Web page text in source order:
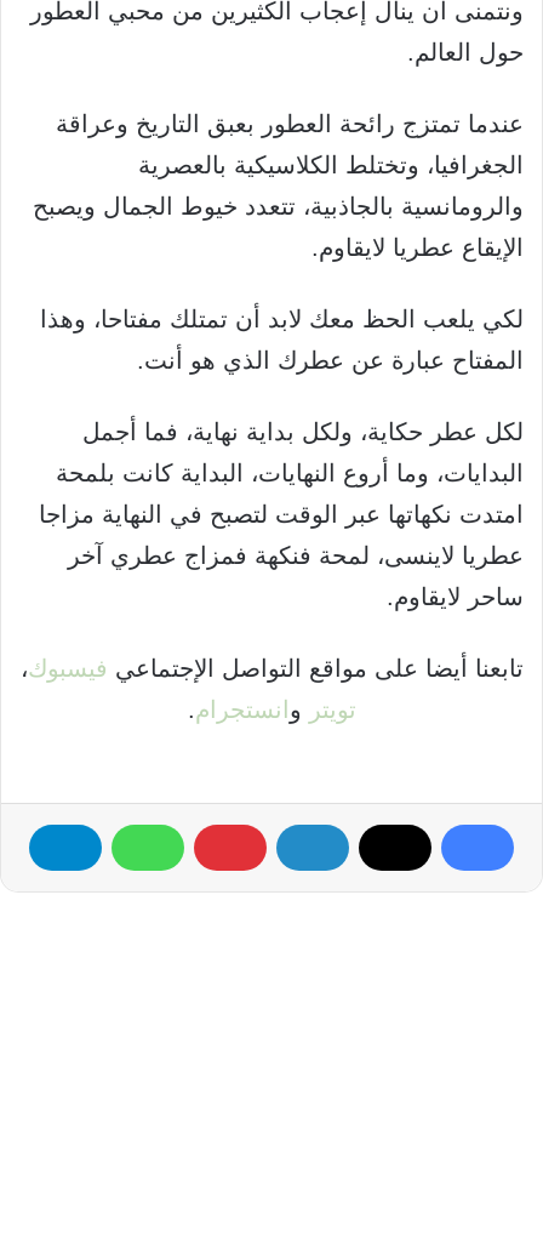
ونتمنى أن ينال إعجاب الكثيرين من محبي العطور
حول العالم.
عندما تمتزج رائحة العطور بعبق التاريخ وعراقة
الجغرافيا، وتختلط الكلاسيكية بالعصرية
والرومانسية بالجاذبية، تتعدد خيوط الجمال ويصبح
الإيقاع عطريا لايقاوم.
لكي يلعب الحظ معك لابد أن تمتلك مفتاحا، وهذا
المفتاح عبارة عن عطرك الذي هو أنت.
لكل عطر حكاية، ولكل بداية نهاية، فما أجمل
البدايات، وما أروع النهايات، البداية كانت بلمحة
امتدت نكهاتها عبر الوقت لتصبح في النهاية مزاجا
عطريا لاينسى، لمحة فنكهة فمزاج عطري آخر
ساحر لايقاوم.
تابعنا أيضا على مواقع التواصل الإجتماعي فيسبوك،
تويتر
و انستجرام.